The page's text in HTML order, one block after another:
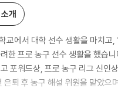
개
교에서 대학 선수 생활을 마치
한 프로 농구 선수 생활을 했습
포워드상, 프로 농구 리그 신인
은퇴 후 농구 해설 위원을 맡았으